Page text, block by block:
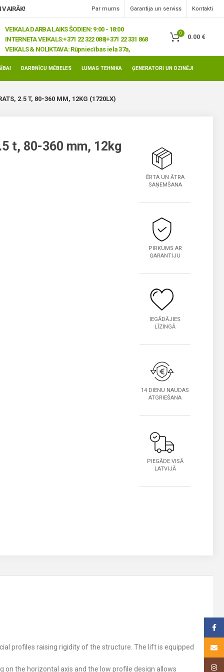
VAIRĀK! Par mums Garantija un serviss Kontakti
VEIKALA DARBA LAIKS ŠODIEN: 9:00 - 18:00
INTERNETA VEIKALS:+371 22 322 088|+371 22 331 868
VEIKALS & NOLIKTAVA: Rūpniecības iela 37a,
0
0.00 €
DARBNĪCU MĒBELES LUMAG TEHNIKA ĢENERATORI UN DZINĒJI
2.5 T, 80-360 MM, 12KG (1720LX)
t, 80-360 mm, 12kg
ĒRTA UN ĀTRA
SAŅEMŠANA
PIRKUMS AR
GARANTIJU
IEGĀDĀJIES
LĪZINGĀ
14 DIENU NAUDAS
ATGRIEŠANA
PIEGĀDE VISĀ
LATVIJĀ
profiles raising rigidity of the structure. The lift is equipped
the horizontal axis and the low profile design allows
Email